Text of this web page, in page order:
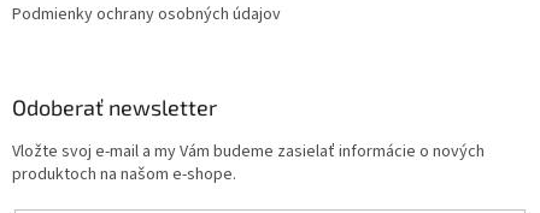
p
Podmienky ochrany osobných údajov
Odoberať newsletter
Vložte svoj e-mail a my Vám budeme zasielať informácie o nových
produktoch na našom e-shope.